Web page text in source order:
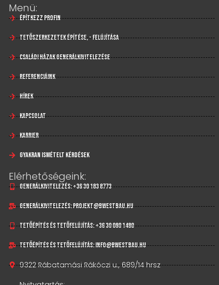
Menü:
Építkezz profin
Tetőszerkezetek építése, - felújítása
Családi házak generálkivitelezése
Referenciáink
Hírek
Kapcsolat
Karrier
Gyakran Ismételt Kérdések
Elérhetőségeink:
Generálkivitelezés: +36 30 183 8773
Generálkivitelezés: projekt@bwestbau.hu
Tetőépítés és tetőfelújítás: +36 30 080 1480
Tetőépítés és tetőfelújítás: info@bwestbau.hu
9322 Rábatamási Rákóczi u., 689/14 hrsz